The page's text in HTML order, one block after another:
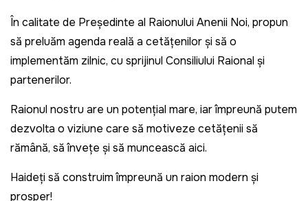
În calitate de Președinte al Raionului Anenii Noi, propun
să preluăm agenda reală a cetățenilor și să o
implementăm zilnic, cu sprijinul Consiliului Raional și
partenerilor.
Raionul nostru are un potențial mare, iar împreună putem
dezvolta o viziune care să motiveze cetățenii să
rămână, să învețe și să muncească aici.
Haideți să construim împreună un raion modern și
prosper!